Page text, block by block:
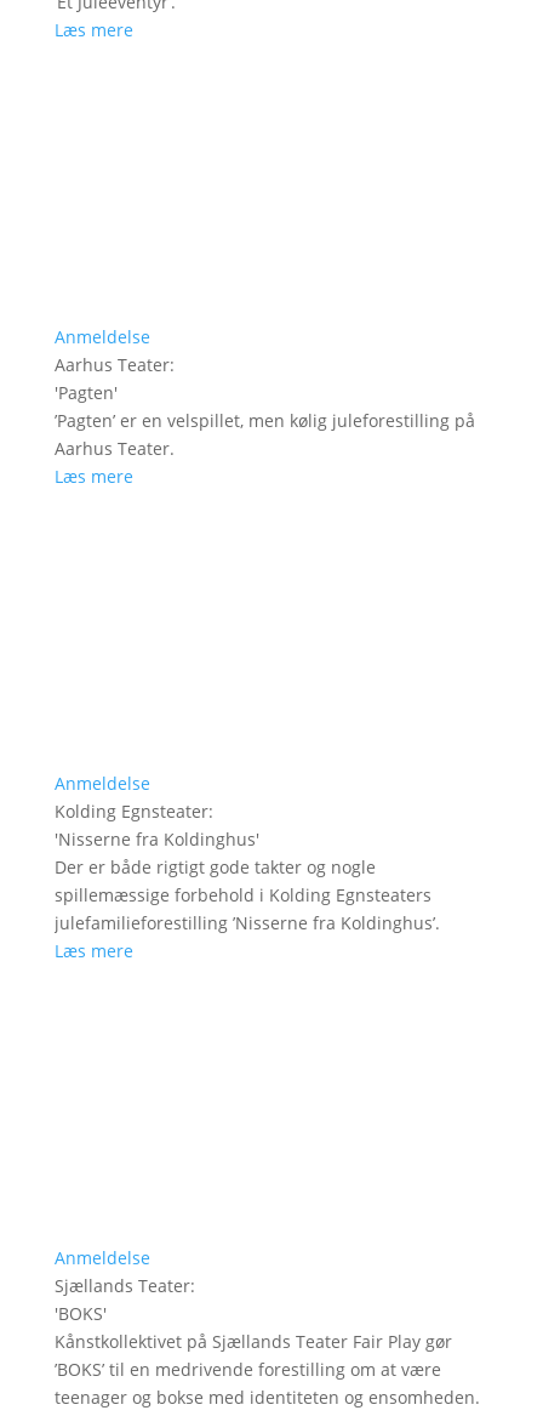
Læs mere
Anmeldelse
Aarhus Teater:
'Pagten'
’Pagten’ er en velspillet, men kølig juleforestilling på
Aarhus Teater.
Læs mere
Anmeldelse
Kolding Egnsteater:
'Nisserne fra Koldinghus'
Der er både rigtigt gode takter og nogle
spillemæssige forbehold i Kolding Egnsteaters
julefamilieforestilling ’Nisserne fra Koldinghus’.
Læs mere
Anmeldelse
Sjællands Teater:
'BOKS'
Kånstkollektivet på Sjællands Teater Fair Play gør
’BOKS’ til en medrivende forestilling om at være
teenager og bokse med identiteten og ensomheden.